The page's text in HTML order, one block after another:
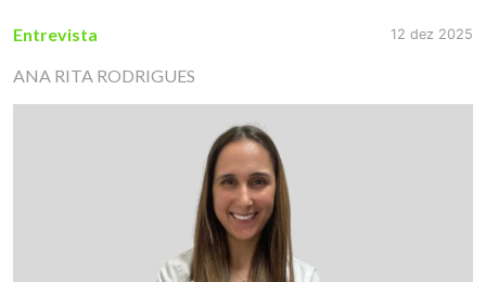
Entrevista 12 dez 2025
ANA RITA RODRIGUES